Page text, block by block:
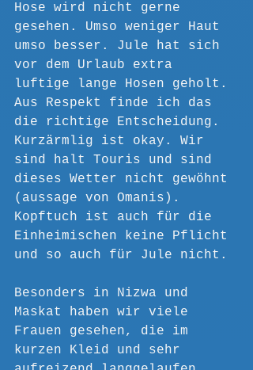
Hose wird nicht gerne
gesehen. Umso weniger Haut
umso besser. Jule hat sich
vor dem Urlaub extra
luftige lange Hosen geholt.
Aus Respekt finde ich das
die richtige Entscheidung.
Kurzärmlig ist okay. Wir
sind halt Touris und sind
dieses Wetter nicht gewöhnt
(aussage von Omanis).
Kopftuch ist auch für die
Einheimischen keine Pflicht
und so auch für Jule nicht.
Besonders in Nizwa und
Maskat haben wir viele
Frauen gesehen, die im
kurzen Kleid und sehr